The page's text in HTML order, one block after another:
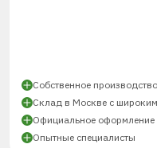
Собственное производство
Склад в Москве с
Официальное оформление
Опытные специалисты